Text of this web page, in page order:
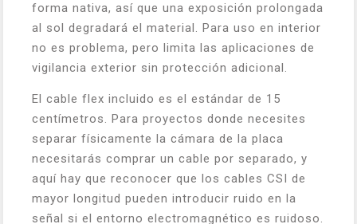
forma nativa, así que una exposición prolongada
al sol degradará el material. Para uso en interior
no es problema, pero limita las aplicaciones de
vigilancia exterior sin protección adicional.
El cable flex incluido es el estándar de 15
centímetros. Para proyectos donde necesites
separar físicamente la cámara de la placa
necesitarás comprar un cable por separado, y
aquí hay que reconocer que los cables CSI de
mayor longitud pueden introducir ruido en la
señal si el entorno electromagnético es ruidoso.